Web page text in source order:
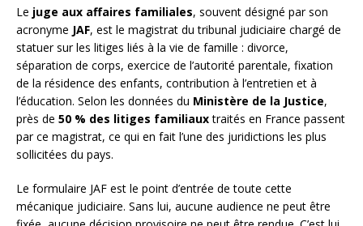
Le juge aux affaires familiales, souvent désigné par son
acronyme JAF, est le magistrat du tribunal judiciaire chargé de
statuer sur les litiges liés à la vie de famille : divorce,
séparation de corps, exercice de l’autorité parentale, fixation
de la résidence des enfants, contribution à l’entretien et à
l’éducation. Selon les données du Ministère de la Justice,
près de 50 % des litiges familiauxtraités en France passent
par ce magistrat, ce qui en fait l’une des juridictions les plus
sollicitées du pays.
Le formulaire JAF est le point d’entrée de toute cette
mécanique judiciaire. Sans lui, aucune audience ne peut être